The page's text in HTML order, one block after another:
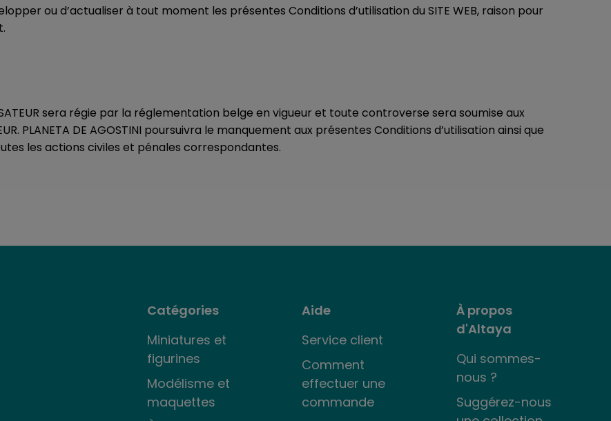
ou d’actualiser à tout moment les présentes Conditions d’utilisation du SITE WEB, raison pour
sera régie par la réglementation belge en vigueur et toute controverse sera soumise aux
PLANETA DE AGOSTINI poursuivra le manquement aux présentes Conditions d’utilisation ainsi que
les actions civiles et pénales correspondantes.
Catégories
Miniatures et
figurines
Modélisme et
maquettes
Aide
Service client
Comment
effectuer une
commande
À propos
d'Altaya
Qui sommes-
nous ?
Suggérez-nous